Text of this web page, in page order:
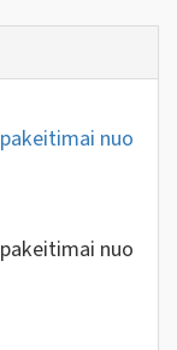
nuo
nuo